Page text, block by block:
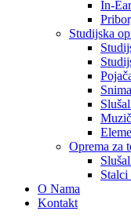
In-
Studijska
Oprema za
Stalci
O Nama
Kontakt